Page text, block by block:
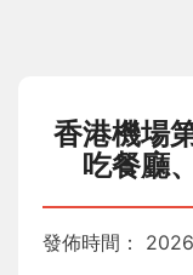
香港機場
吃餐廳
發佈時間：